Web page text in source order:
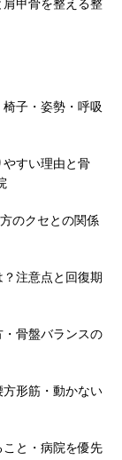
甲骨を整える整
子・姿勢・呼吸
すい理由と骨
のクセとの関係
注意点と回復期
骨盤バランスの
形筋・動かない
と・病院を優先